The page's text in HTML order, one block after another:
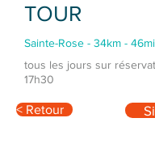
TOUR
Sainte-Rose - 34km -
tous les jours sur
17h30
< Retour